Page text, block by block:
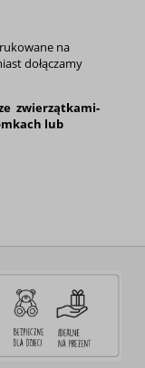
na
dołączamy
zwierzątkami-
lub